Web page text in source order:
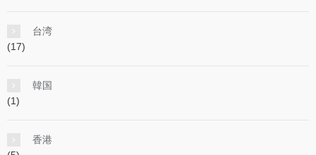
台湾
(17)
韓国
(1)
香港